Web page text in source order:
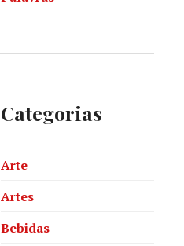
Categorias
Arte
Artes
Bebidas